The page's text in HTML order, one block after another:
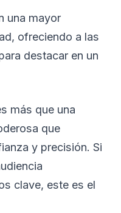
una mayor
ofreciendo a las
destacar en un
más que una
que
y precisión. Si
clave, este es el